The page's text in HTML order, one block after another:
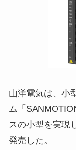
山洋電気は、小
ム「
スの小型を実現
発売した。